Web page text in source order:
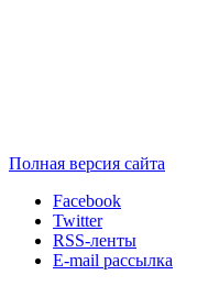
Полная версия сайта
Facebook
Twitter
RSS-ленты
E-mail рассылка